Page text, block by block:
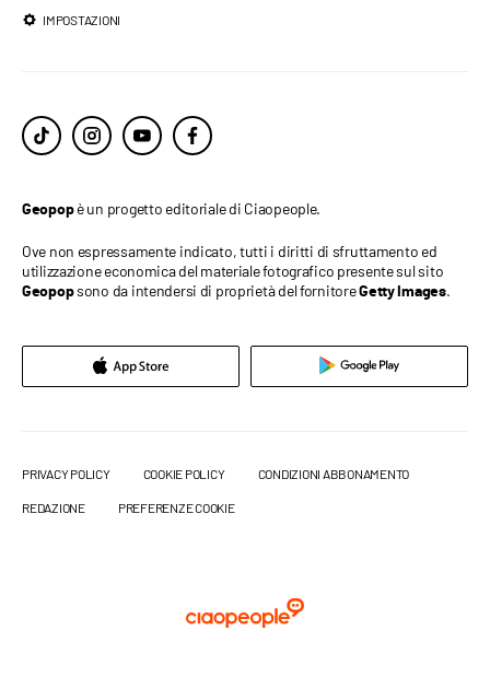
IMPOSTAZIONI
Geopopè un progetto editoriale di Ciaopeople.
Ove non espressamente indicato, tutti i diritti di sfruttamento ed
utilizzazione economica del materiale fotografico presente sul sito
Geopopsono da intendersi di proprietà del fornitoreGetty Images.
PRIVACY POLICY COOKIE POLICY CONDIZIONI ABBONAMENTO
REDAZIONE PREFERENZE COOKIE